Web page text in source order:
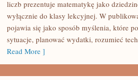
NAUCE
liczb prezentuje matematykę jako
wyłącznie do klasy lekcyjnej. W
pojawia się jako sposób myślenia, które
sytuacje, planować wydatki, rozumieć
Read More ]